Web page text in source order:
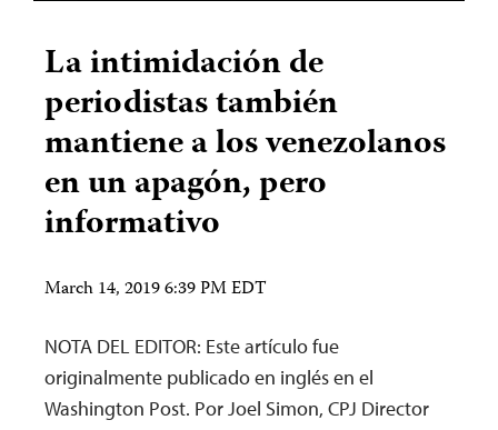
La intimidación de
periodistas también
mantiene a los venezolanos
en un apagón, pero
informativo
March 14, 2019 6:39 PM EDT
NOTA DEL EDITOR: Este artículo fue
originalmente publicado en inglés en el
Washington Post. Por Joel Simon, CPJ Director